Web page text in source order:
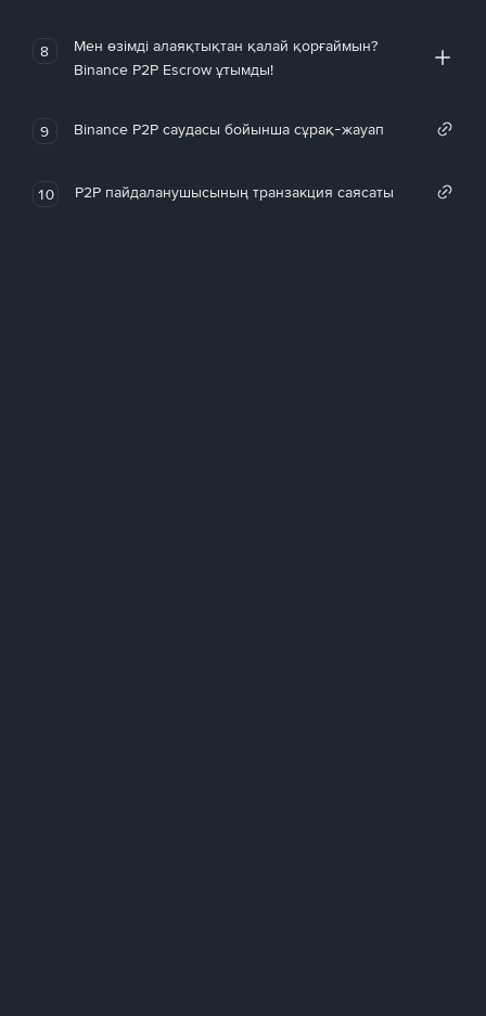
8
Мен өзімді алаяқтықтан қалай қорғаймын?
Binance P2P Escrow ұтымды!
9 Binance P2P саудасы бойынша сұрақ-жауап
10 P2P пайдаланушысының транзакция саясаты